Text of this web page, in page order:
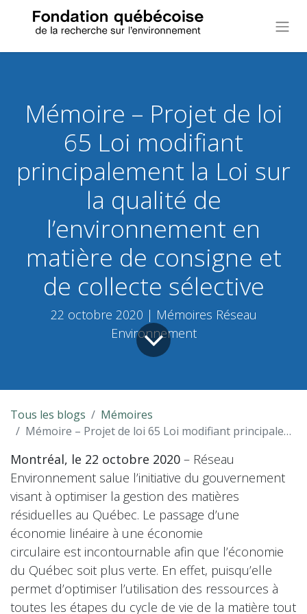
Mémoire – Projet de loi
65 Loi modifiant
principalement la Loi sur
la qualité de
l’environnement en
matière de consigne et
de collecte sélective
22 octobre 2020 | Mémoires Réseau
Environnement
Tous les blogs
Mémoires
Mémoire – Projet de loi 65 Loi modifiant principalement la Loi sur la qualité de l’environnement en matière de consigne et de collecte sélective
Montréal, le 22 octobre 2020 – Réseau
Environnement salue l’initiative du gouvernement
visant à optimiser la gestion des matières
résiduelles au Québec. Le passage d’une
économie linéaire à une économie
circulaire est incontournable afin que l’économie
du Québec soit plus verte. En effet, puisqu’elle
permet d’optimiser l’utilisation des ressources à
toutes les étapes du cycle de vie de la matière tout